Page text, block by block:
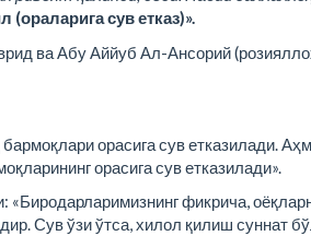
(ораларига сув етказ)».
ва Абу Аййуб Ал-Ансорий
орасига сув етказилади.
орасига сув етказилади».
фикрича,
Сув ўзи ўтса, хилол қилиш суннат